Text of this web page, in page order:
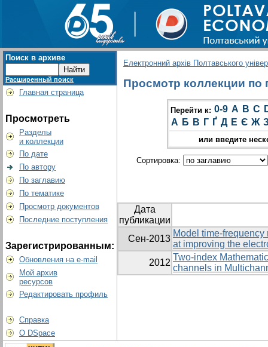
Поиск в архиве
Расширенный поиск
Главная страница
Просмотреть
Разделы
и коллекции
По дате
По автору
По заглавию
По тематике
Просмотр документов
Последние поступления
Зарегистрированным:
Обновления на e-mail
Мой архив
ресурсов
Редактировать профиль
Справка
О DSpace
Електронний архів Полтавського
Просмотр коллекции по
Перейти к: 0-9 A B C
А Б В Г Ґ Д Е Є Ж
или введите
Сортировка:
Дата
публикации
Сен-2013
Model time-
at improving the
2012
Two-index
channels in